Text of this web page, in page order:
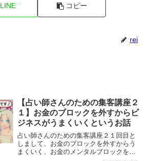
LINE コピー
rei
【占い師さんのための集客講座２
１】お金のブロックを外すからビ
ジネスがうまくいくというお話
占い師さんのための集客講座２１回目と
しまして、お金のブロックを外すからう
まくいく、お金のメンタルブロックを外